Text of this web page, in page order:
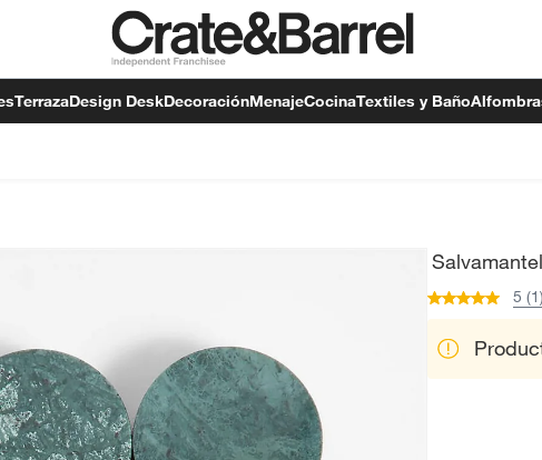
TerrazaDesign DeskDecoraciónMenajeCocinaTextiles y Baño
5 (1)